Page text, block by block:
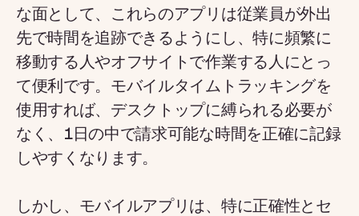
な面として、これらのアプリは従業員が外出
先で時間を追跡できるようにし、特に頻繁に
移動する人やオフサイトで作業する人にとっ
て便利です。モバイルタイムトラッキングを
使用すれば、デスクトップに縛られる必要が
なく、1日の中で請求可能な時間を正確に記録
しやすくなります。
しかし、モバイルアプリは、特に正確性とセ